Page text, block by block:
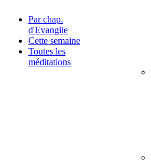
Par chap.
d'Evangile
Cette semaine
Toutes les
méditations